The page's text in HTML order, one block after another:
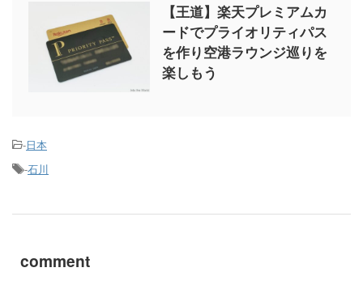
【王道】楽天プレミアムカ
ードでプライオリティパス
を作り空港ラウンジ巡りを
楽しもう
-日本
-石川
comment